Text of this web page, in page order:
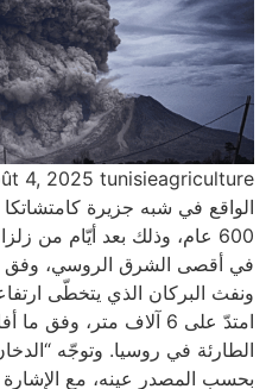
الواقع في شبه جزيرة
600 عام، وذلك بعد أيّام من
في أقصى الشرق الروسي، وفق
امتدّ على 6 آلاف متر،
الطارئة في روسيا. وتوجّه
بحسب المصدر عينه، مع الإشارة